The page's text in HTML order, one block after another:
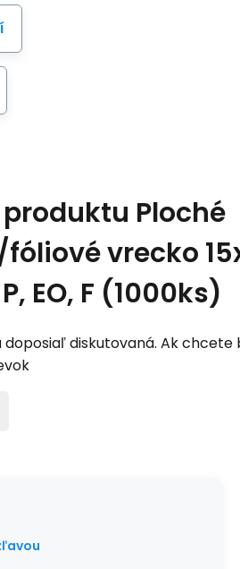
Ploché
vrecko
EO, F (1000ks)
diskutovaná. Ak chcete